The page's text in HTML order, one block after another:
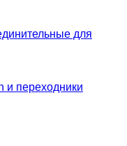
для
и переходники